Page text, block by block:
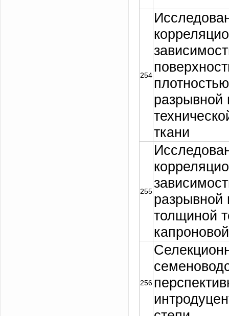
254
разрывной
ткани
255 разрывной
толщиной
256
Задать вопрос